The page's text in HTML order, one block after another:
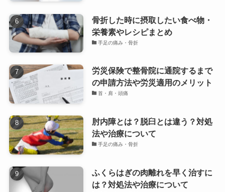
骨折した時に摂取したい食べ物・
栄養素やレシピまとめ
手足の痛み・骨折
労災保険で整骨院に通院するまで
の申請方法や労災適用のメリット
首・肩・頭痛
肘内障とは？脱臼とは違う？対処
法や治療について
手足の痛み・骨折
ふくらはぎの肉離れを早く治すに
は？対処法や治療について